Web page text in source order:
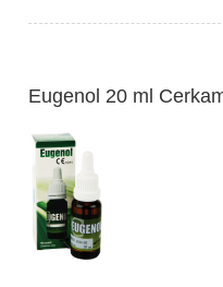
Eugenol 20 ml